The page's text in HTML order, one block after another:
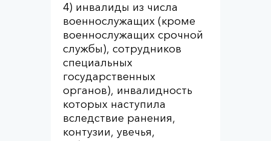
4) инвалиды из числа
военнослужащих (кроме
военнослужащих срочной
службы), сотрудников
специальных
государственных
органов), инвалидность
которых наступила
вследствие ранения,
контузии, увечья,